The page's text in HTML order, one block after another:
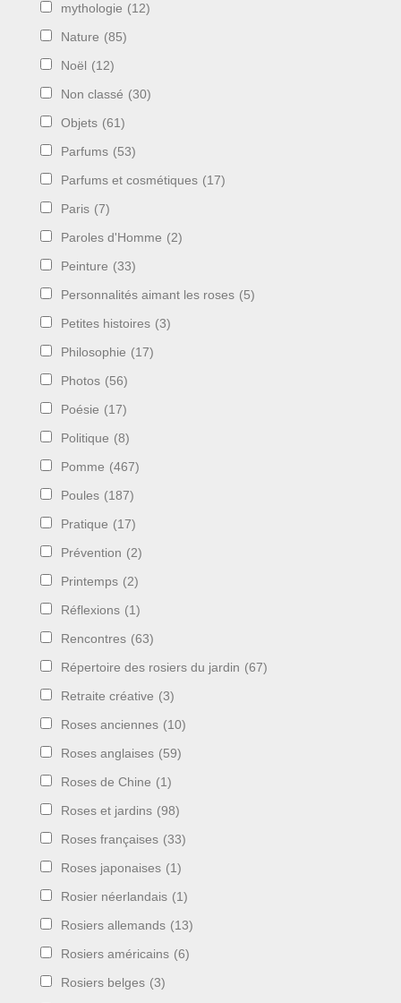
mythologie (12)
Nature (85)
Noël (12)
Non classé (30)
Objets (61)
Parfums (53)
Parfums et cosmétiques (17)
Paris (7)
Paroles d'Homme (2)
Peinture (33)
Personnalités aimant les roses (5)
Petites histoires (3)
Philosophie (17)
Photos (56)
Poésie (17)
Politique (8)
Pomme (467)
Poules (187)
Pratique (17)
Prévention (2)
Printemps (2)
Réflexions (1)
Rencontres (63)
Répertoire des rosiers du jardin (67)
Retraite créative (3)
Roses anciennes (10)
Roses anglaises (59)
Roses de Chine (1)
Roses et jardins (98)
Roses françaises (33)
Roses japonaises (1)
Rosier néerlandais (1)
Rosiers allemands (13)
Rosiers américains (6)
Rosiers belges (3)